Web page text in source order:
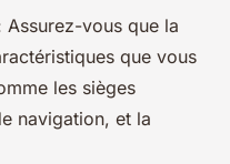
Assurez-vous que la
que vous
les sièges
navigation, et la